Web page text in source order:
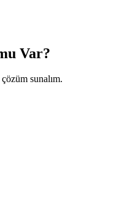
Var?
sunalım.